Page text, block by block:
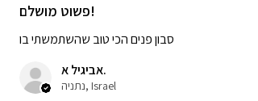
פשוט מושלם!
סבון פנים הכי טוב שהשתמשתי בו
אביגיל א.
נתניה, Israel